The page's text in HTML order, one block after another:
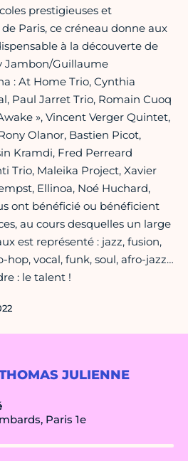
JULIENNE
Paris 1e
prestigieuses et
Paris, ce créneau donne aux
à la découverte de
Jambon/Guillaume
: At Home Trio, Cynthia
Paul Jarret Trio, Romain Cuoq
», Vincent Verger Quintet,
Olanor, Bastien Picot,
Kramdi, Fred Perreard
Trio, Maleika Project, Xavier
Ellinoa, Noé Huchard,
ont bénéficié ou bénéficient
au cours desquelles un large
est représenté : jazz, fusion,
hop, vocal, funk, soul, afro-jazz…
: le talent !